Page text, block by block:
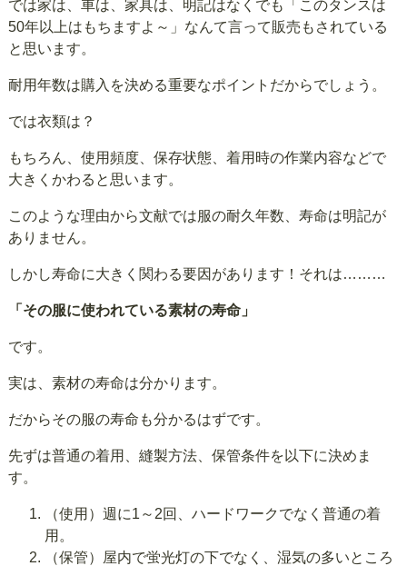
では家は、車は、家具は、明記はなくでも「このタンスは
50年以上はもちますよ～」なんて言って販売もされている
と思います。
耐用年数は購入を決める重要なポイントだからでしょう。
では衣類は？
もちろん、使用頻度、保存状態、着用時の作業内容などで
大きくかわると思います。
このような理由から文献では服の耐久年数、寿命は明記が
ありません。
しかし寿命に大きく関わる要因があります！それは………
「その服に使われている素材の寿命」
です。
実は、素材の寿命は分かります。
だからその服の寿命も分かるはずです。
先ずは普通の着用、縫製方法、保管条件を以下に決めま
す。
（使用）週に1～2回、ハードワークでなく普通の着
用。
（保管）屋内で蛍光灯の下でなく、湿気の多いところ